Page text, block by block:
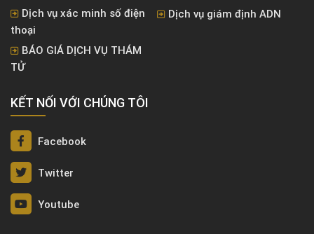
Dịch vụ xác minh số điện
thoại
Dịch vụ giám định ADN
BÁO GIÁ DỊCH VỤ THÁM
TỬ
KẾT NỐI VỚI CHÚNG TÔI
Facebook
Twitter
Youtube